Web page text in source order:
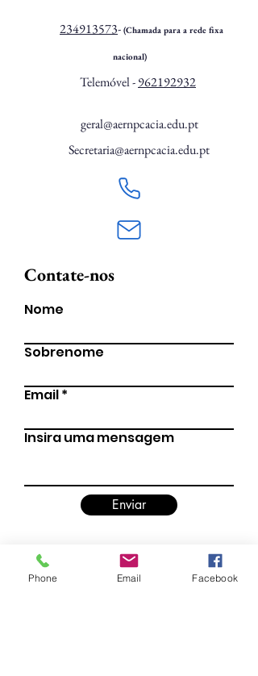
234913573- (Chamada para a rede fixa
nacional)
Telemóvel -962192932
geral@aernpcacia.edu.pt
Secretaria@aernpcacia.edu.pt
Contate-nos
Nome
Sobrenome
Email
Insira uma mensagem
Enviar
Phone Email Facebook